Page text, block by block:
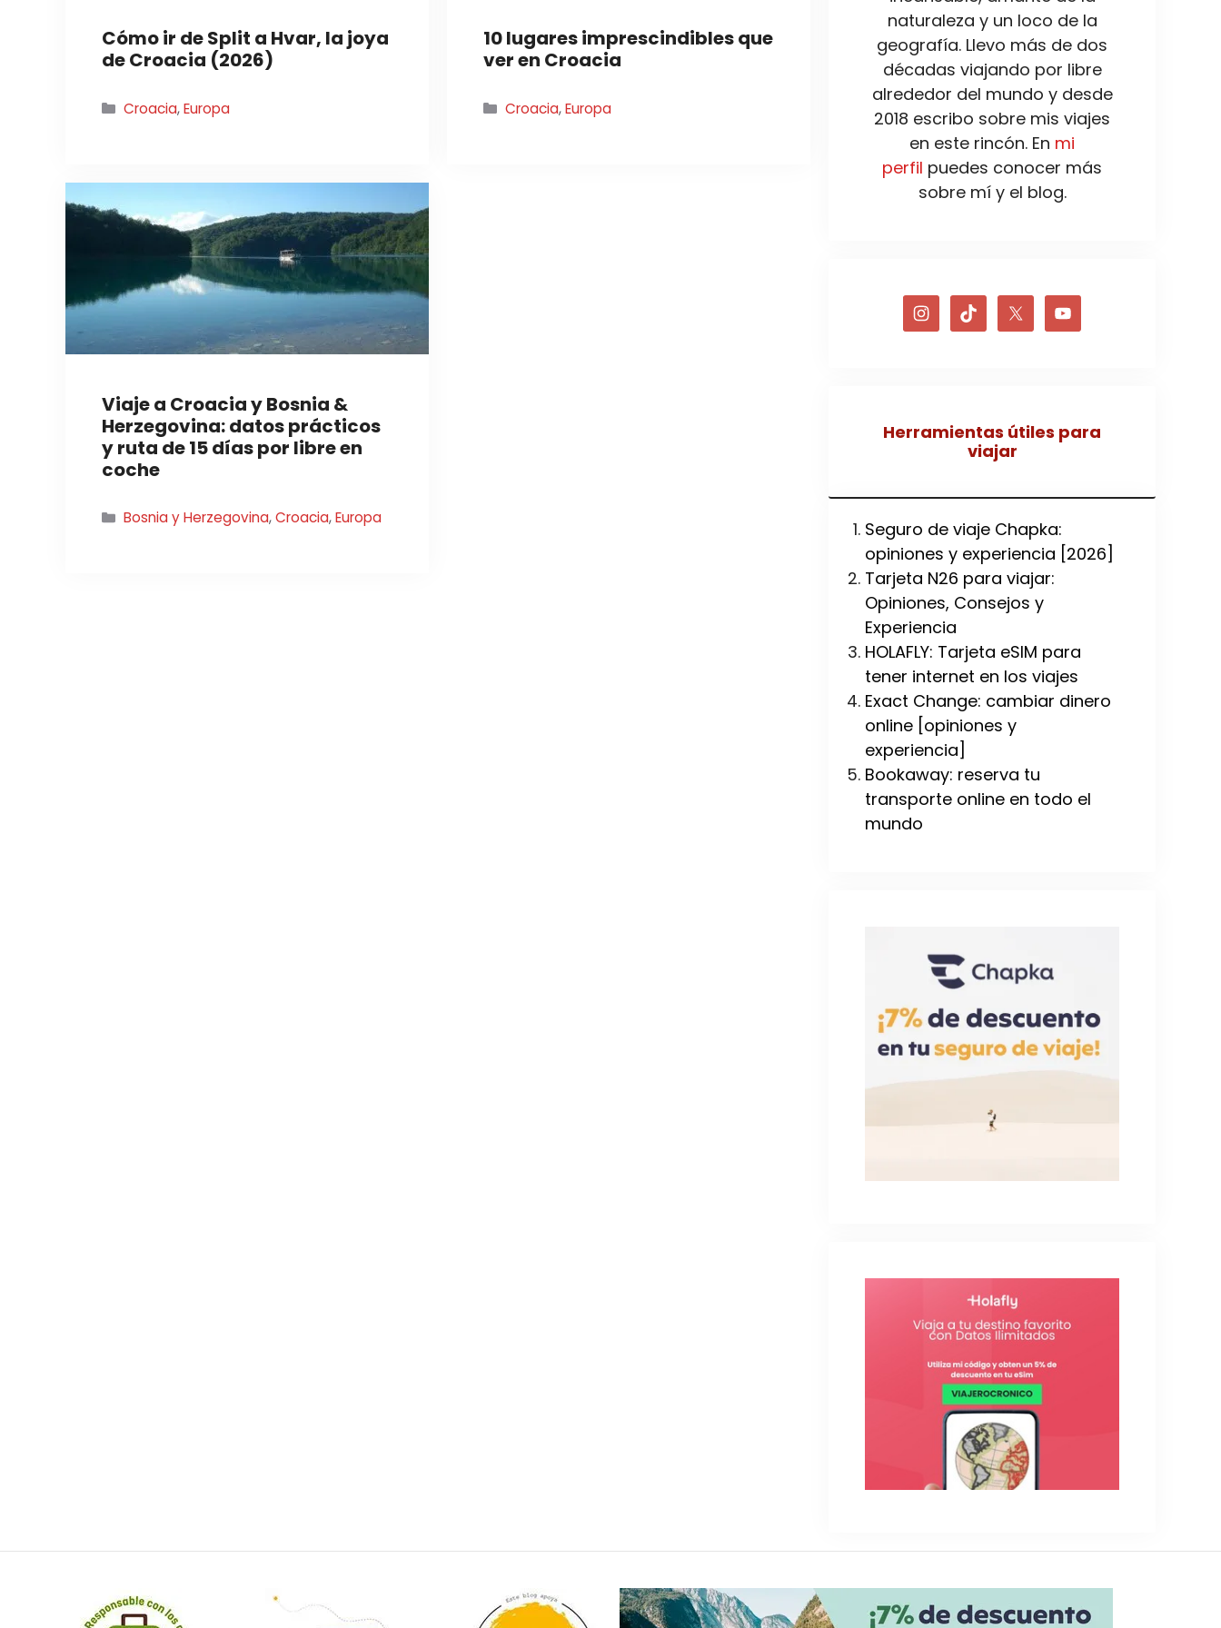
Cómo ir de Split a Hvar, la joya
de Croacia (2026)
Categorías
Croacia,Europa
10 lugares imprescindibles que
ver en Croacia
Categorías
Croacia,Europa
Viaje a Croacia y Bosnia &
Herzegovina: datos prácticos
y ruta de 15 días por libre en
coche
Categorías
Bosnia y Herzegovina,Croacia,Europa
naturaleza y un loco de la
geografía. Llevo más de dos
décadas viajando por libre
alrededor del mundo y desde
2018 escribo sobre mis viajes
en este rincón. En mi
perfil puedes conocer más
sobre mí y el blog.
Herramientas útiles para
viajar
Seguro de viaje Chapka:
opiniones y experiencia [2026]
Tarjeta N26 para viajar:
Opiniones, Consejos y
Experiencia
HOLAFLY: Tarjeta eSIM para
tener internet en los viajes
Exact Change: cambiar dinero
online [opiniones y
experiencia]
Bookaway: reserva tu
transporte online en todo el
mundo